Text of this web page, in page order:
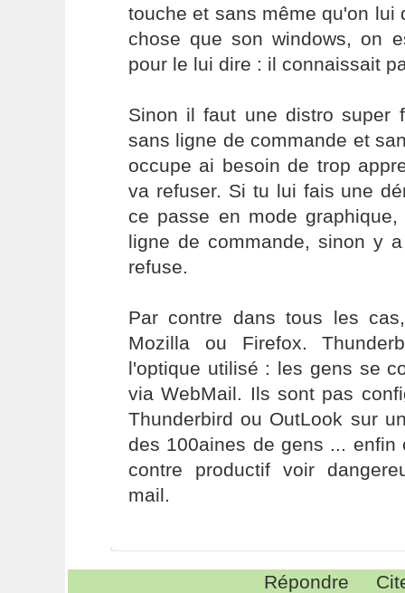
touche et sans même qu'on lui
chose que son windows, on
pour le lui dire : il connaissait
Sinon il faut une distro super
sans ligne de commande et
occupe ai besoin de trop
va refuser. Si tu lui fais une
ce passe en mode
ligne de commande, sinon y
refuse.
Par contre dans tous les
Mozilla ou Firefox.
l'optique utilisé : les gens se
via WebMail. Ils sont pas
Thunderbird ou OutLook sur
des 100aines de gens ... enfin
contre productif voir
mail.
Répondre